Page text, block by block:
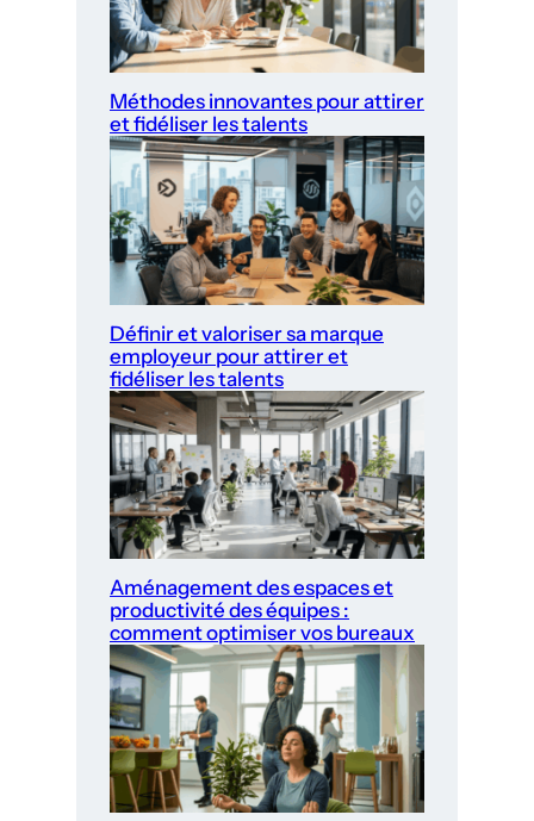
Méthodes innovantes pour attirer
et fidéliser les talents
Définir et valoriser sa marque
employeur pour attirer et
fidéliser les talents
Aménagement des espaces et
productivité des équipes :
comment optimiser vos bureaux